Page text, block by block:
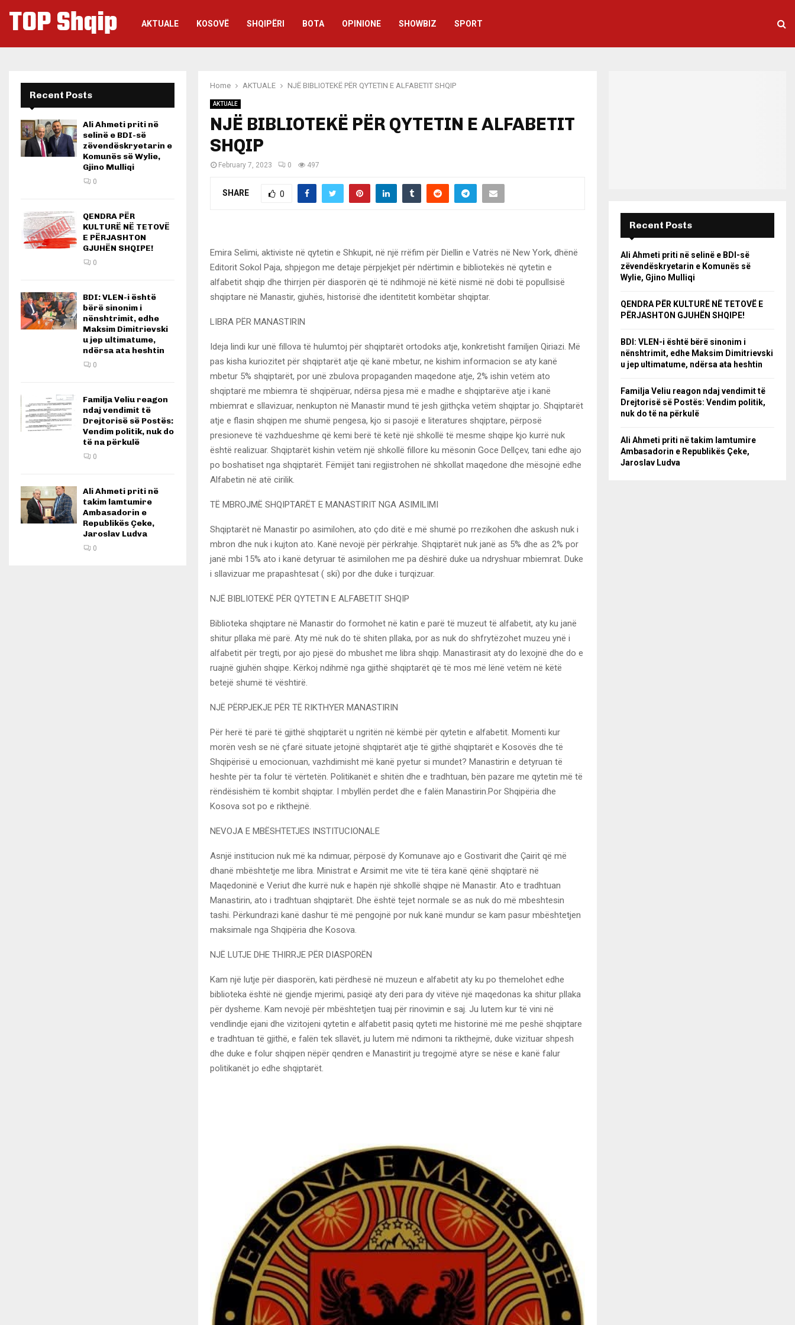
TOP Shqip AKTUALE KOSOVË SHQIPËRI BOTA OPINIONE SHOWBIZ SPORT
Home AKTUALE NJË BIBLIOTEKË PËR QYTETIN E ALFABETIT SHQIP
AKTUALE
NJË BIBLIOTEKË PËR QYTETIN E ALFABETIT
SHQIP
February 7, 2023 0 497
SHARE 0
Emira Selimi, aktiviste në qytetin e Shkupit, në një rrëfim për Diellin e Vatrës në New York, dhënë
Editorit Sokol Paja, shpjegon me detaje përpjekjet për ndërtimin e bibliotekës në qytetin e
alfabetit shqip dhe thirrjen për diasporën që të ndihmojë në këtë nismë në dobi të popullsisë
shqiptare në Manastir, gjuhës, historisë dhe identitetit kombëtar shqiptar.
LIBRA PËR MANASTIRIN
Ideja lindi kur unë fillova të hulumtoj për shqiptarët ortodoks atje, konkretisht familjen Qiriazi. Më
pas kisha kuriozitet për shqiptarët atje që kanë mbetur, ne kishim informacion se aty kanë
mbetur 5% shqiptarët, por unë zbulova propaganden maqedone atje, 2% ishin vetëm ato
shqiptarë me mbiemra të shqipëruar, ndërsa pjesa më e madhe e shqiptarëve atje i kanë
mbiemrat e sllavizuar, nenkupton në Manastir mund të jesh gjithçka vetëm shqiptar jo. Shqiptarët
atje e flasin shqipen me shumë pengesa, kjo si pasojë e literatures shqiptare, përposë
presioneve të vazhdueshme që kemi berë të ketë një shkollë të mesme shqipe kjo kurrë nuk
është realizuar. Shqiptarët kishin vetëm një shkollë fillore ku mësonin Goce Dellçev, tani edhe ajo
po boshatiset nga shqiptarët. Fëmijët tani regjistrohen në shkollat maqedone dhe mësojnë edhe
Alfabetin në atë cirilik.
TË MBROJMË SHQIPTARËT E MANASTIRIT NGA ASIMILIMI
Shqiptarët në Manastir po asimilohen, ato çdo ditë e më shumë po rrezikohen dhe askush nuk i
mbron dhe nuk i kujton ato. Kanë nevojë për përkrahje. Shqiptarët nuk janë as 5% dhe as 2% por
janë mbi 15% ato i kanë detyruar të asimilohen me pa dëshirë duke ua ndryshuar mbiemrat. Duke
i sllavizuar me prapashtesat ( ski) por dhe duke i turqizuar.
NJË BIBLIOTEKË PËR QYTETIN E ALFABETIT SHQIP
Biblioteka shqiptare në Manastir do formohet në katin e parë të muzeut të alfabetit, aty ku janë
shitur pllaka më parë. Aty më nuk do të shiten pllaka, por as nuk do shfrytëzohet muzeu ynë i
alfabetit për tregti, por ajo pjesë do mbushet me libra shqip. Manastirasit aty do lexojnë dhe do e
ruajnë gjuhën shqipe. Kërkoj ndihmë nga gjithë shqiptarët që të mos më lënë vetëm në këtë
betejë shumë të vështirë.
NJË PËRPJEKJE PËR TË RIKTHYER MANASTIRIN
Për herë të parë të gjithë shqiptarët u ngritën në këmbë për qytetin e alfabetit. Momenti kur
morën vesh se në çfarë situate jetojnë shqiptarët atje të gjithë shqiptarët e Kosovës dhe të
Shqipërisë u emocionuan, vazhdimisht më kanë pyetur si mundet? Manastirin e detyruan të
heshte për ta folur të vërtetën. Politikanët e shitën dhe e tradhtuan, bën pazare me qytetin më të
rëndësishëm të kombit shqiptar. I mbyllën perdet dhe e falën Manastirin.Por Shqipëria dhe
Kosova sot po e rikthejnë.
NEVOJA E MBËSHTETJES INSTITUCIONALE
Asnjë institucion nuk më ka ndimuar, përposë dy Komunave ajo e Gostivarit dhe Çairit që më
dhanë mbështetje me libra. Ministrat e Arsimit me vite të tëra kanë qënë shqiptarë në
Maqedoninë e Veriut dhe kurrë nuk e hapën një shkollë shqipe në Manastir. Ato e tradhtuan
Manastirin, ato i tradhtuan shqiptarët. Dhe është tejet normale se as nuk do më mbeshtesin
tashi. Përkundrazi kanë dashur të më pengojnë por nuk kanë mundur se kam pasur mbështetjen
maksimale nga Shqipëria dhe Kosova.
NJË LUTJE DHE THIRRJE PËR DIASPORËN
Kam një lutje për diasporën, kati përdhesë në muzeun e alfabetit aty ku po themelohet edhe
biblioteka është në gjendje mjerimi, pasiqë aty deri para dy vitëve një maqedonas ka shitur pllaka
për dysheme. Kam nevojë për mbështetjen tuaj për rinovimin e saj. Ju lutem kur të vini në
vendlindje ejani dhe vizitojeni qytetin e alfabetit pasiq qyteti me historinë më me peshë shqiptare
e tradhtuan të gjithë, e falën tek sllavët, ju lutem më ndimoni ta rikthejmë, duke vizituar shpesh
dhe duke e folur shqipen nëpër qendren e Manastirit ju tregojmë atyre se nëse e kanë falur
politikanët jo edhe shqiptarët.
Recent Posts
Ali Ahmeti priti në
selinë e BDI-së
zëvendëskryetarin e
Komunës së Wylie,
Gjino Mulliqi
0
QENDRA PËR
KULTURË NË TETOVË
E PËRJASHTON
GJUHËN SHQIPE!
0
BDI: VLEN-i është
bërë sinonim i
nënshtrimit, edhe
Maksim Dimitrievski
u jep ultimatume,
ndërsa ata heshtin
0
Familja Veliu reagon
ndaj vendimit të
Drejtorisë së Postës:
Vendim politik, nuk do
të na përkulë
0
Ali Ahmeti priti në
takim lamtumire
Ambasadorin e
Republikës Çeke,
Jaroslav Ludva
0
Recent Posts
Ali Ahmeti priti në selinë e BDI-së
zëvendëskryetarin e Komunës së
Wylie, Gjino Mulliqi
QENDRA PËR KULTURË NË TETOVË E
PËRJASHTON GJUHËN SHQIPE!
BDI: VLEN-i është bërë sinonim i
nënshtrimit, edhe Maksim Dimitrievski
u jep ultimatume, ndërsa ata heshtin
Familja Veliu reagon ndaj vendimit të
Drejtorisë së Postës: Vendim politik,
nuk do të na përkulë
Ali Ahmeti priti në takim lamtumire
Ambasadorin e Republikës Çeke,
Jaroslav Ludva